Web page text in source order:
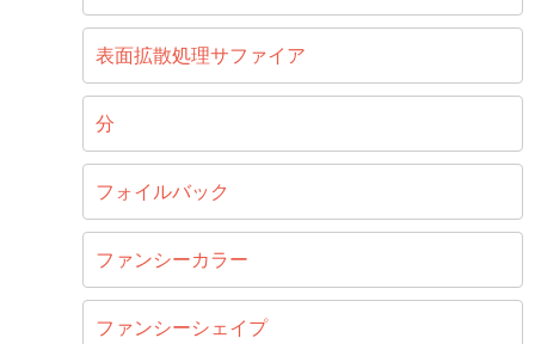
表面拡散処理サファイア
分
フォイルバック
ファンシーカラー
ファンシーシェイプ